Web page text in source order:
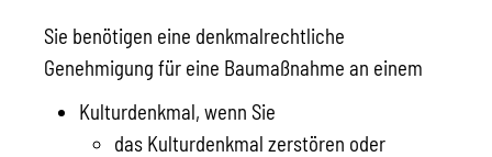
Sie benötigen eine denkmalrechtliche
Genehmigung für eine Baumaßnahme an einem
Kulturdenkmal, wenn Sie
das Kulturdenkmal zerstören oder